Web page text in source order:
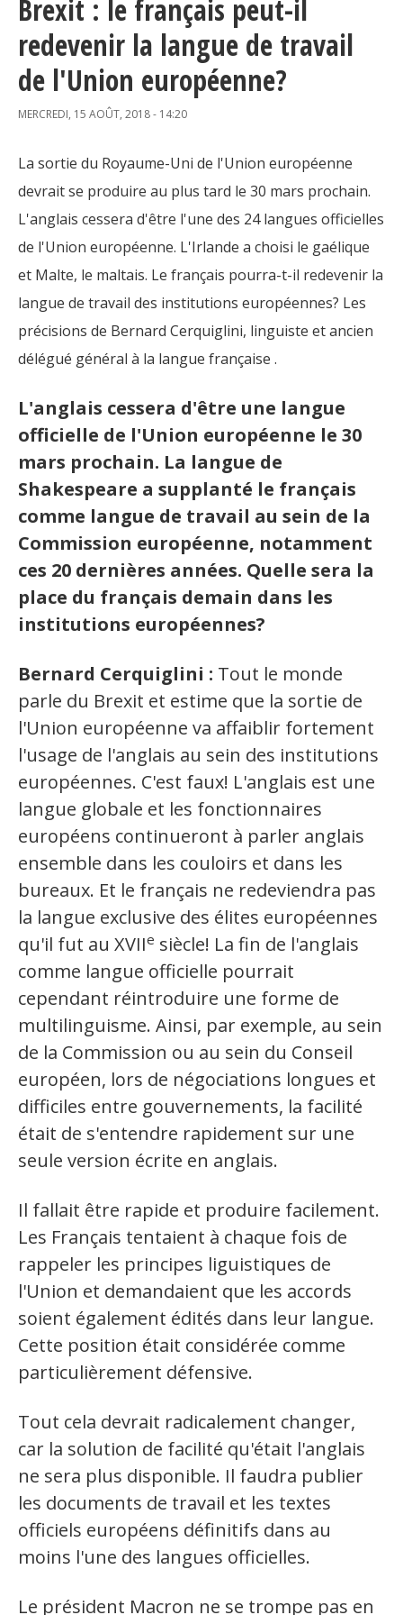
Organismes de la langue française
Organismes de la langue française
Expressions et jeux de lettres
Vidéos
Revue de presse
Langue du travail
Francisation de l'Administration
Secteurs d'activité
Hébergement et restauration
Plastiques et composites
Télécommunications
Aéronautique
Terminologie
Ressources terminologiques
Capsules linguistiques
Jeux et outils terminolinguistiques
Intégration linguistique
Témoignages
Espace militant
Matériel à télécharger
Nos campagnes
Brexit : le français peut-il
redevenir la langue de travail
de l'Union européenne?
MERCREDI, 15 AOÛT, 2018 - 14:20
La sortie du Royaume-Uni de l'Union européenne
devrait se produire au plus tard le 30 mars prochain.
L'anglais cessera d'être l'une des 24 langues officielles
de l'Union européenne. L'Irlande a choisi le gaélique
et Malte, le maltais. Le français pourra-t-il redevenir la
langue de travail des institutions européennes? Les
précisions de Bernard Cerquiglini, linguiste et ancien
délégué général à la langue française .
L'anglais cessera d'être une langue
officielle de l'Union européenne le 30
mars prochain. La langue de
Shakespeare a supplanté le français
comme langue de travail au sein de la
Commission européenne, notamment
ces 20 dernières années. Quelle sera la
place du français demain dans les
institutions européennes?
Bernard Cerquiglini : Tout le monde
parle du Brexit et estime que la sortie de
l'Union européenne va affaiblir fortement
l'usage de l'anglais au sein des institutions
européennes. C'est faux! L'anglais est une
langue globale et les fonctionnaires
européens continueront à parler anglais
ensemble dans les couloirs et dans les
bureaux. Et le français ne redeviendra pas
la langue exclusive des élites européennes
qu'il fut au XVIIe siècle! La fin de l'anglais
comme langue officielle pourrait
cependant réintroduire une forme de
multilinguisme. Ainsi, par exemple, au sein
de la Commission ou au sein du Conseil
européen, lors de négociations longues et
difficiles entre gouvernements, la facilité
était de s'entendre rapidement sur une
seule version écrite en anglais.
Il fallait être rapide et produire facilement.
Les Français tentaient à chaque fois de
rappeler les principes liguistiques de
l'Union et demandaient que les accords
soient également édités dans leur langue.
Cette position était considérée comme
particulièrement défensive.
Tout cela devrait radicalement changer,
car la solution de facilité qu'était l'anglais
ne sera plus disponible. Il faudra publier
les documents de travail et les textes
officiels européens définitifs dans au
moins l'une des langues officielles.
Le président Macron ne se trompe pas en